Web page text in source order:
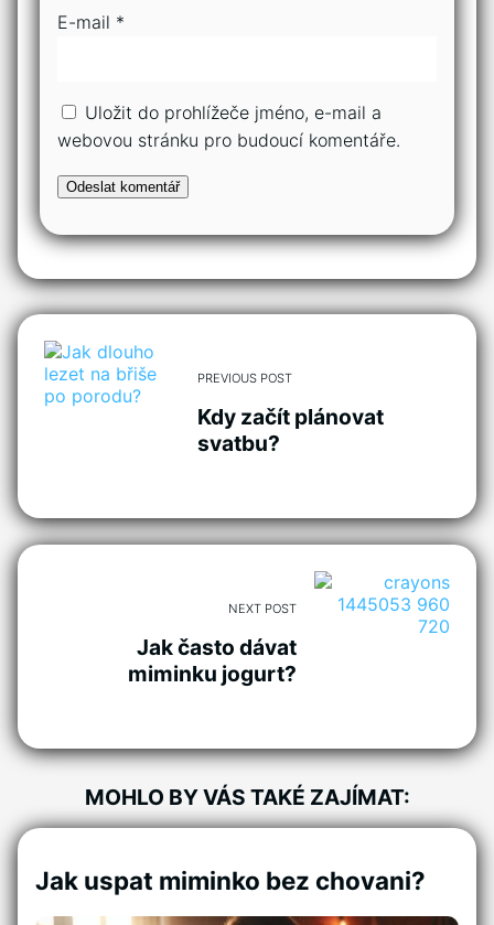
E-mail *
Uložit do prohlížeče jméno, e-mail a
webovou stránku pro budoucí komentáře.
PREVIOUS POST
Kdy začít plánovat
svatbu?
NEXT POST
Jak často dávat
miminku jogurt?
MOHLO BY VÁS TAKÉ ZAJÍMAT:
Jak uspat miminko bez chovani?